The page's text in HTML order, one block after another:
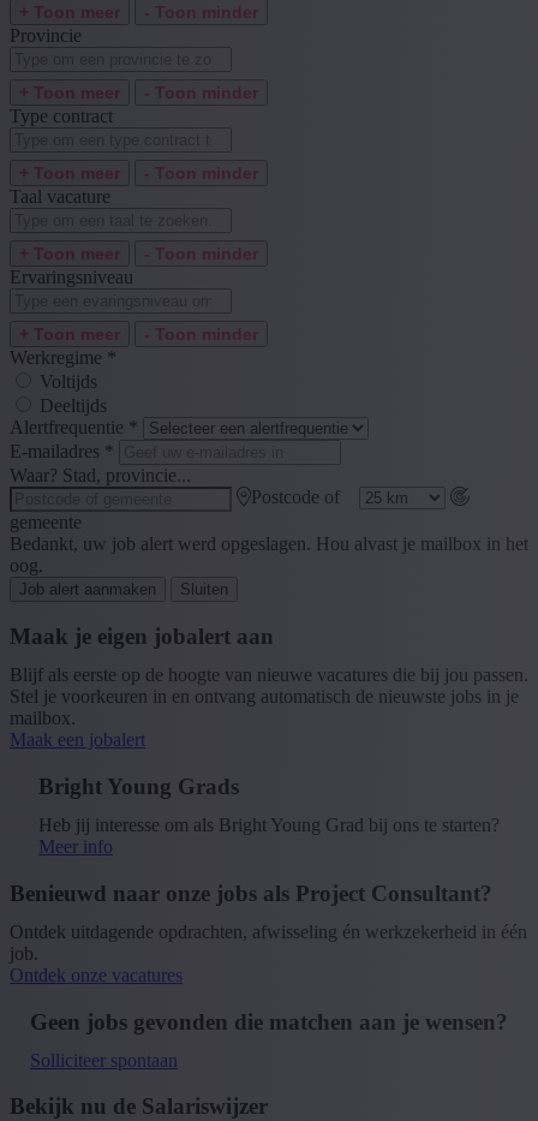
+ Toon meer - Toon minder
Provincie
+ Toon meer - Toon minder
Type contract
+ Toon meer - Toon minder
Taal vacature
+ Toon meer - Toon minder
Ervaringsniveau
+ Toon meer - Toon minder
Werkregime *
Voltijds
Deeltijds
Alertfrequentie *
E-mailadres *
Waar? Stad, provincie...
Postcode of
gemeente
Bedankt, uw job alert werd opgeslagen. Hou alvast je mailbox in het
oog.
Job alert aanmaken Sluiten
Maak je eigen jobalert aan
Blijf als eerste op de hoogte van nieuwe vacatures die bij jou passen.
Stel je voorkeuren in en ontvang automatisch de nieuwste jobs in je
mailbox.
Maak een jobalert
Bright Young Grads
Heb jij interesse om als Bright Young Grad bij ons te starten?
Meer info
Benieuwd naar onze jobs als Project Consultant?
Ontdek uitdagende opdrachten, afwisseling én werkzekerheid in één
job.
Ontdek onze vacatures
Geen jobs gevonden die matchen aan je wensen?
Solliciteer spontaan
Bekijk nu de Salariswijzer